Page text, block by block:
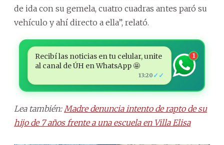
de ida con su gemela, cuatro cuadras antes paró su
vehículo y ahí directo a ella”, relató.
Recibí las noticias en tu celular, unite
al canal de ÚH en WhatsApp 🤩
13:20 ✓✓
1
Lea también: Madre denuncia intento de rapto de su
hijo de 7 años frente a una escuela en Villa Elisa